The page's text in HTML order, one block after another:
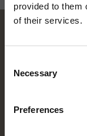
provided to them
of their services.
Selection
Necessary
Preferences
A